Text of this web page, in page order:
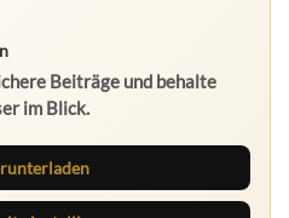
Beiträge und behalte
im Blick.